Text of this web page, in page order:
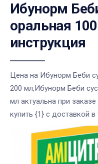
Ибунорм
оральная
инструкция
Цена на Ибунорм Беби
200 мл,Ибунорм Беби
мл актуальна при
купить {1} с доставкой в